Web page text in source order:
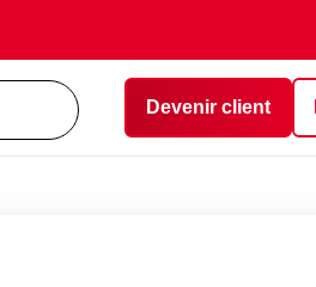
Devenir client